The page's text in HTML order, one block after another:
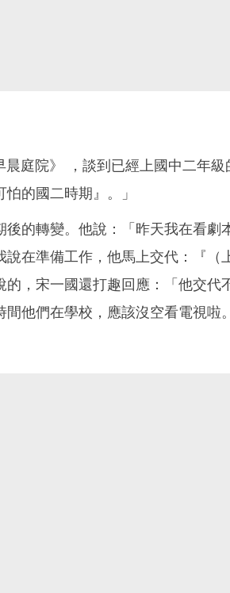
庭院》 ，談到已經上國中二年級
怕的國二時期』。」
的轉變。他說：「昨天我在看劇
在準備工作，他馬上交代：『（
，宋一國還打趣回應：「他交代
他們在學校，應該沒空看電視啦